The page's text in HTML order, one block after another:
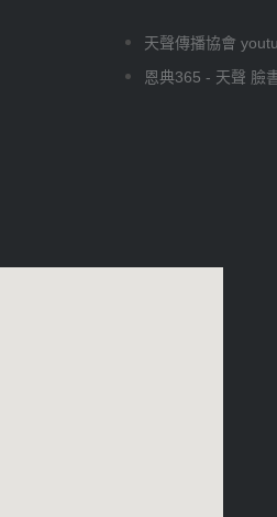
天聲傳播協會
恩典365 - 天聲 臉